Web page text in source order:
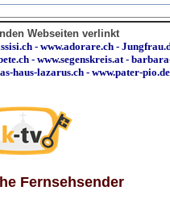
Webseiten verlinkt
- www.adorare.ch -
- www.segenskreis.at-
haus-lazarus.ch - www.pater-pio.de
Fernsehsender